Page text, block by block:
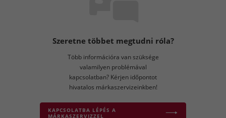
Szeretne többet megtudni róla?
Több információra van szüksége
valamilyen problémával
kapcsolatban? Kérjen időpontot
hivatalos márkaszervizeinkben!
KAPCSOLATBA LÉPÉS A
MÁRKASZERVIZZEL